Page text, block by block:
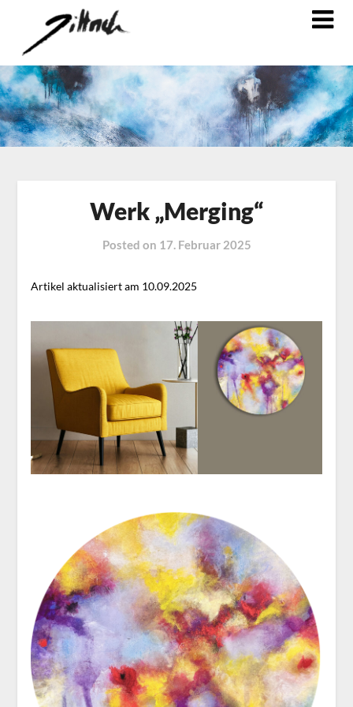
Werk „Merging“
Posted on 17. Februar 2025
Artikel aktualisiert am 10.09.2025